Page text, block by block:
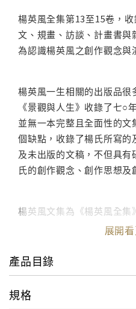
楊英風全集第13至15卷，
文、規畫、訪談、計畫書與
為認識楊英風之創作觀念與
楊英風一生相關的出版品很
《景觀與人生》收錄了七○
並無一本完整且全面性的
個缺點，收錄了楊氏所寫的
及未出版的文稿，不但具
氏的創作觀念、創作思想及
楊英風文集為《楊英風全集
章的性質分成六類：創作自
此卷收錄「雜論」及「計畫
錄無法歸類至其他類別的
多且雜，但仔細閱讀仍可發
展開
產品目錄
規格